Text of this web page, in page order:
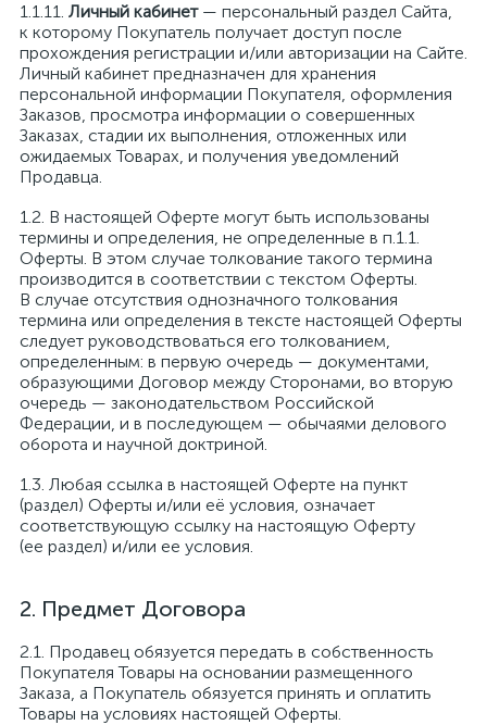
Личный кабинет— персональный раздел Сайта,
к которому Покупатель получает доступ после
прохождения регистрации и/или авторизации на Сайте.
Личный кабинет предназначен для хранения
персональной информации Покупателя, оформления
Заказов, просмотра информации о совершенных
Заказах, стадии их выполнения, отложенных или
ожидаемых Товарах, и получения уведомлений
Продавца.
В настоящей Оферте могут быть использованы
термины и определения, не определенные в п.1.1.
Оферты. В этом случае толкование такого термина
производится в соответствии с текстом Оферты.
В случае отсутствия однозначного толкования
термина или определения в тексте настоящей Оферты
следует руководствоваться его толкованием,
определенным: в первую очередь — документами,
образующими Договор между Сторонами, во вторую
очередь — законодательством Российской
Федерации, и в последующем — обычаями делового
оборота и научной доктриной.
Любая ссылка в настоящей Оферте на пункт
(раздел) Оферты и/или её условия, означает
соответствующую ссылку на настоящую Оферту
(ее раздел) и/или ее условия.
Предмет Договора
Продавец обязуется передать в собственность
Покупателя Товары на основании размещенного
Заказа, а Покупатель обязуется принять и оплатить
Товары на условиях настоящей Оферты.